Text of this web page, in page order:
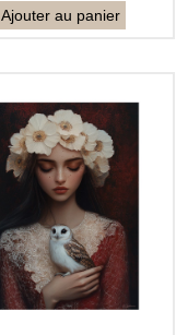
Ajouter au panier